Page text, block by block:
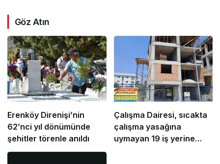
Göz Atın
Erenköy Direnişi’nin
62’nci yıl dönümünde
şehitler törenle anıldı
Çalışma Dairesi, sıcakta
çalışma yasağına
uymayan 19 iş yerine